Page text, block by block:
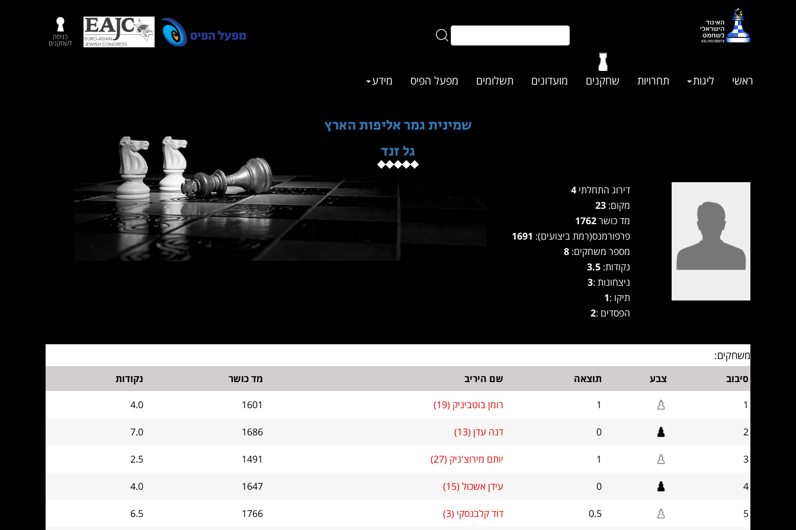
כניסה
לשחקנים
ראשי ליגות תחרויות שחקנים מועדונים תשלומים מפעל הפיס מידע
שמינית גמר אליפות הארץ
גל זנד
דירוג התחלתי 4
מקום: 23
מד כושר1762
פרפורמנס(רמת ביצועים):
מספר משחקים: 8
נקודות:3.5
ניצחונות :3
תיקו :1
הפסדים :2
משחקים:
סיבוב צבע תוצאה שם היריב מד כושר
נקודות
1
1 רומן בוטביניק (19) 1601
4.0
2
0 דנה עדן (13) 1686
7.0
3
1 יותם מירוצ'ניק (27) 1491
2.5
4
0 עידן אשכול (15) 1647
4.0
5
0.5 דוד קלבנסקי (3) 1766
6.5